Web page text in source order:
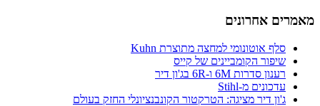
מאמרים אחרונים
סלף אוטונומי למחצה מתוצרת Kuhn
שיפור הקומביינים של קייס
רענון סדרות 6M ו-6R בג'ון דיר
עדכונים מ-Stihl
ג'ון דיר מציגה: הטרקטור הקונבנציונלי החזק בעולם